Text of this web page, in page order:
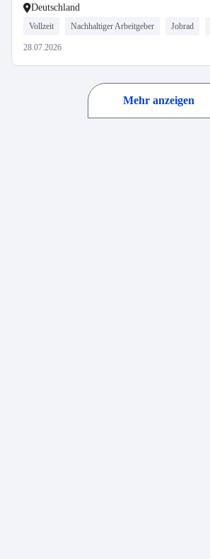
Deutschland
Vollzeit Nachhaltiger Arbeitgeber Jobrad
28.07.2026
Mehr anzeigen